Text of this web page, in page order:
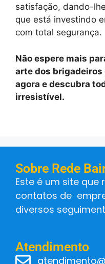
satisfação, dando-
que está investindo
com total segurança.
Não espere mais
arte dos
agora e descubra
irresistível.
Sobre Rede
Este é um site
contatos de
diversos
Atendimento